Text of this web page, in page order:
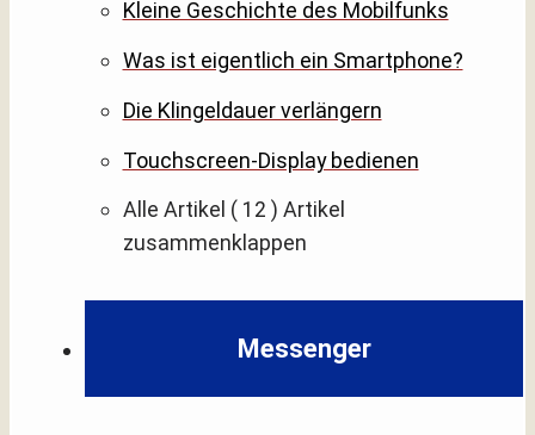
Kleine Geschichte des Mobilfunks
Was ist eigentlich ein Smartphone?
Die Klingeldauer verlängern
Touchscreen-Display bedienen
Alle Artikel ( 12 ) Artikel
zusammenklappen
Messenger